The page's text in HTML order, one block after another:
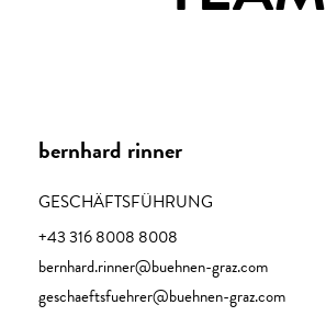
bernhard rinner
GESCHÄFTSFÜHRUNG
+43 316 8008 8008
bernhard.rinner@buehnen-graz.com
geschaeftsfuehrer@buehnen-graz.com